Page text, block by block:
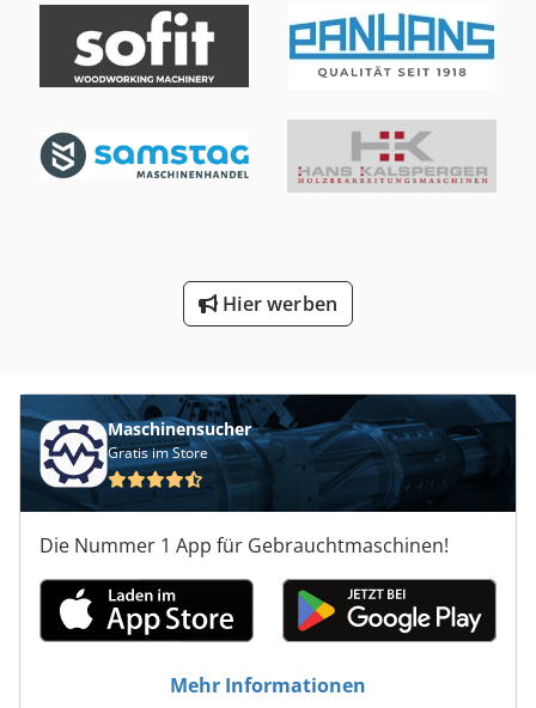
Hier werben
Maschinensucher
Gratis im Store
Die Nummer 1 App für Gebrauchtmaschinen!
Mehr Informationen